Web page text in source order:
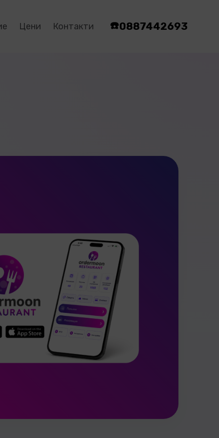
Цени Контакти ☎️0887442693